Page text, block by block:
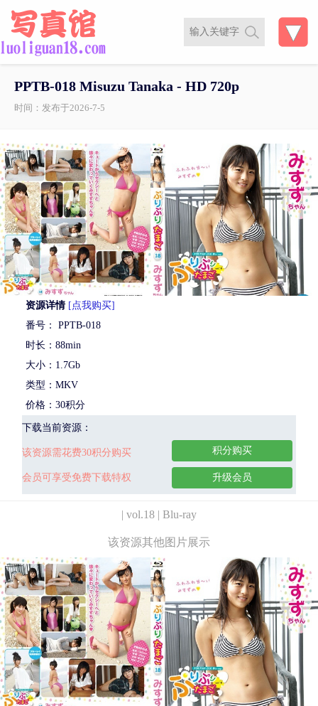
PPTB-018 Misuzu Tanaka - HD 720p
时间：发布于2026-7-5
资源详情 [点我购买]
番号： PPTB-018
时长：88min
大小：1.7Gb
类型：MKV
价格：30积分
下载当前资源：
该资源需花费30积分购买
会员可享受免费下载特权
积分购买
升级会员
| vol.18 | Blu-ray
该资源其他图片展示